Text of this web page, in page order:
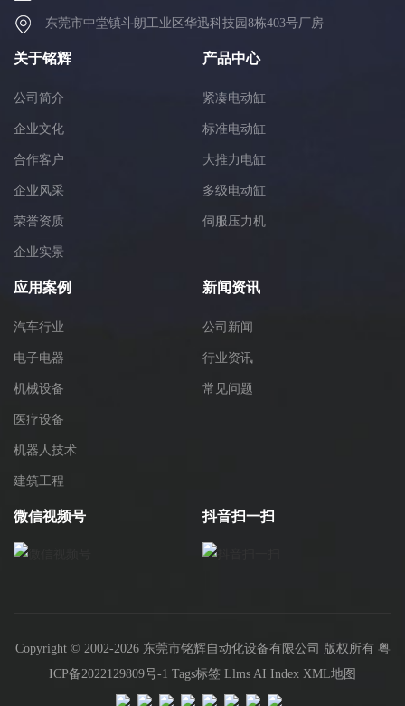
东莞市中堂镇斗朗工业区华迅科技园8栋403号厂房
关于铭辉
公司简介
企业文化
合作客户
企业风采
荣誉资质
企业实景
产品中心
紧凑电动缸
标准电动缸
大推力电缸
多级电动缸
伺服压力机
应用案例
汽车行业
电子电器
机械设备
医疗设备
机器人技术
建筑工程
新闻资讯
公司新闻
行业资讯
常见问题
微信视频号 抖音扫一扫
Copyright © 2002-2026 东莞市铭辉自动化设备有限公司 版权所有 粤
ICP备2022129809号-1 Tags标签 Llms AI Index XML地图